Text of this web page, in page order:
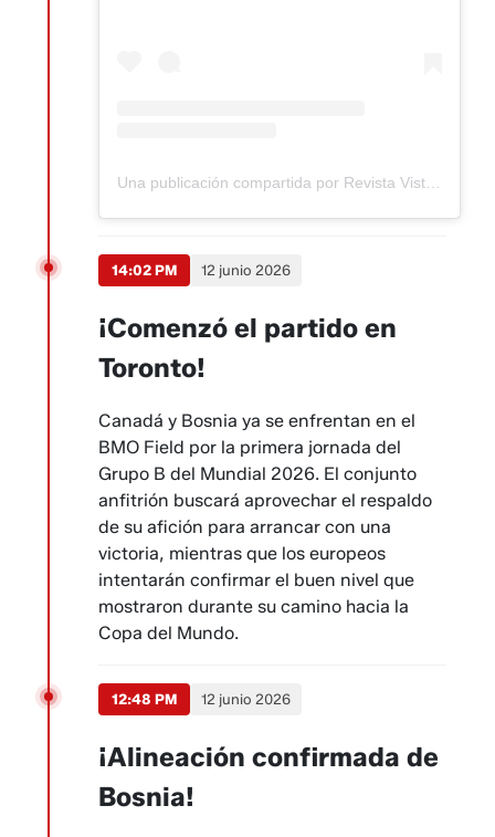
14:02 PM 12 junio 2026
¡Comenzó el partido en
Toronto!
Canadá y Bosnia ya se enfrentan en el
BMO Field por la primera jornada del
Grupo B del Mundial 2026. El conjunto
anfitrión buscará aprovechar el respaldo
de su afición para arrancar con una
victoria, mientras que los europeos
intentarán confirmar el buen nivel que
mostraron durante su camino hacia la
Copa del Mundo.
12:48 PM 12 junio 2026
¡Alineación confirmada de
Bosnia!